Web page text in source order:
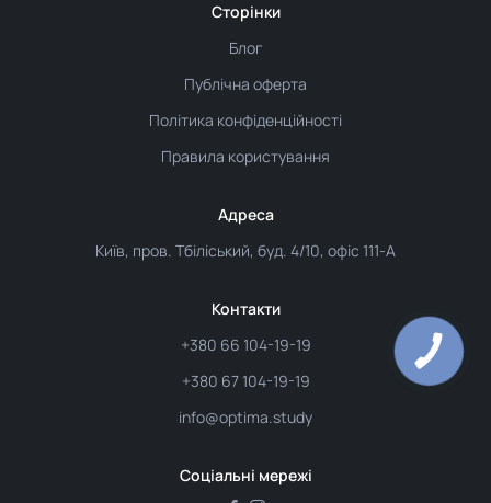
Сторінки
Блог
Публічна оферта
Політика конфіденційності
Правила користування
Адреса
Київ, пров. Тбіліський, буд. 4/10, офіс 111-А
Контакти
+380 66 104-19-19
+380 67 104-19-19
info@optima.study
Соціальні мережі